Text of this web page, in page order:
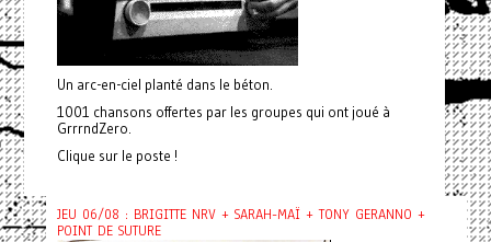
Un arc-en-ciel planté dans le béton.
1001 chansons offertes par les groupes qui ont joué à
GrrrndZero.
Clique sur le poste !
JEU 06/08 : BRIGITTE NRV + SARAH-MAÏ + TONY GERANNO +
POINT DE SUTURE